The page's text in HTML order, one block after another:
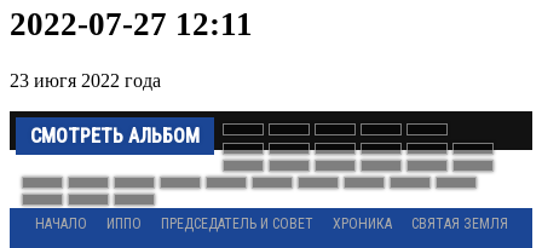
2022-07-27 12:11
23 июгя 2022 года
СМОТРЕТЬ АЛЬБОМ
НАЧАЛО ИППО ПРЕДСЕДАТЕЛЬ И СОВЕТ ХРОНИКА СВЯТАЯ ЗЕМЛЯ